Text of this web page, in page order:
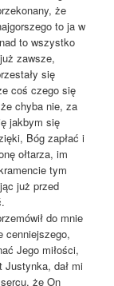
że
to ja w
to wszystko
zawsze,
się
coś czego się
chyba nie, za
jakbym się
Bóg zapłać i
ołtarza, im
tym
już przed
do mnie
cenniejszego,
Jego miłości,
Justynka, dał mi
że On